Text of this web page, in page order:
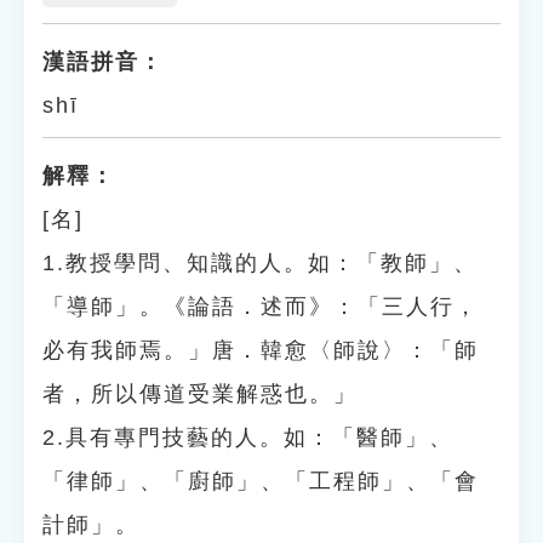
漢語拼音：
shī
解釋：
[名]
1.教授學問、知識的人。如：「教師」、
「導師」。《論語．述而》：「三人行，
必有我師焉。」唐．韓愈〈師說〉：「師
者，所以傳道受業解惑也。」
2.具有專門技藝的人。如：「醫師」、
「律師」、「廚師」、「工程師」、「會
計師」。